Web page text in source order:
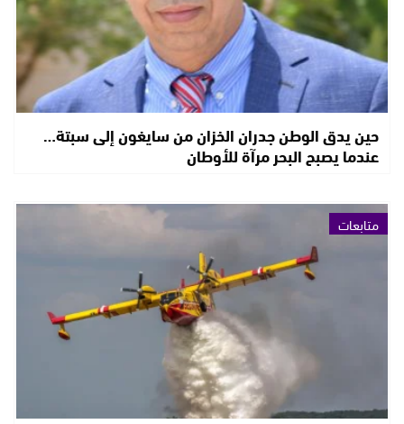
حين يدق الوطن جدران الخزان من سايغون إلى سبتة…
عندما يصبح البحر مرآة للأوطان
متابعات